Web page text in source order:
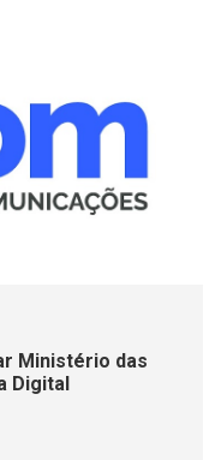
Ministério das
Digital